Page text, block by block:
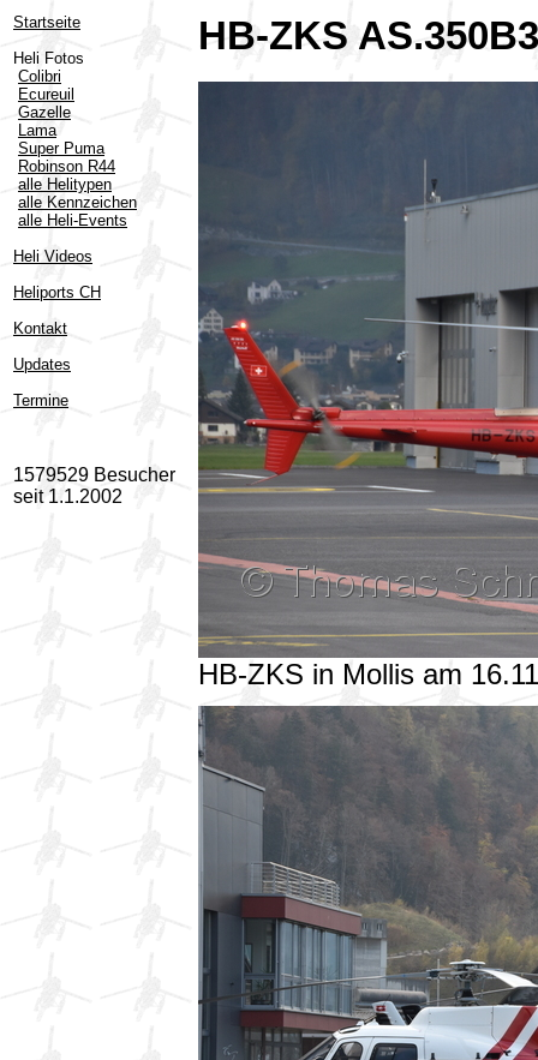
Startseite
Heli Fotos
Colibri
Ecureuil
Gazelle
Lama
Super Puma
Robinson R44
alle Helitypen
alle Kennzeichen
alle Heli-Events
Heli Videos
Heliports CH
Kontakt
Updates
Termine
1579529 Besucher
seit 1.1.2002
HB-ZKS
HB-ZKS in Mollis am